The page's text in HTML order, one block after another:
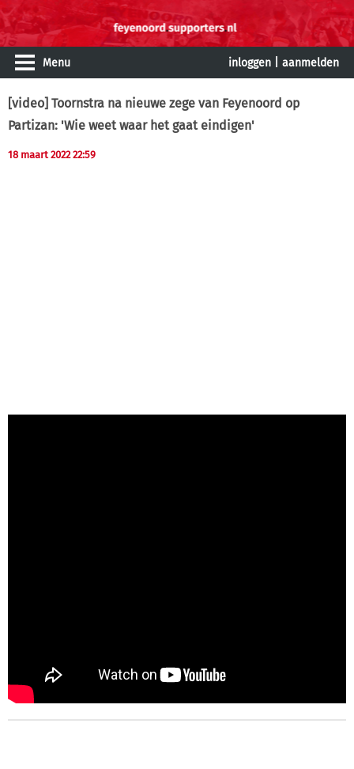
Menu inloggen aanmelden
[video] Toornstra na nieuwe zege van Feyenoord op
Partizan: 'Wie weet waar het gaat eindigen'
18 maart 2022 22:59